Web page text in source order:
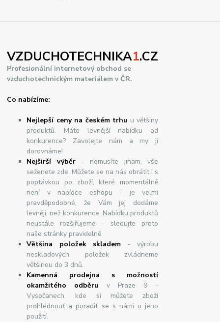
VZDUCHOTECHNIKA1.CZ
Profesionální internetový obchod se
vzduchotechnickým materiálem v ČR.
Co nabízíme:
Nejlepší ceny na českém trhu u většiny
produktů. Máte levnější nabídku od
konkurence? Zavolejte nám a my ji
dorovnáme!
Nejširšívýběr- nemusíte jinam, vše
seženete zde. Můžete se na nás obrátit i s
poptávkou po zboží, které momentálně
není v nabídce eshopu - je velmi
pravděpodobné, že Vám jej dodáme
levněji, než konkurence. Nabídku produktů
neustále rozšiřujeme - sledujte proto
naše stránky pravidelně.
Většina položek skladem - výrobu
neskladových položek zvládneme
většinou do 3 dnů.
Kamenná prodejna s možností
okamžitého odběru v Praze 9 -
Vysočanech, kde si můžete zboží
prohlédnout a poradit se s námi o jeho
použití.